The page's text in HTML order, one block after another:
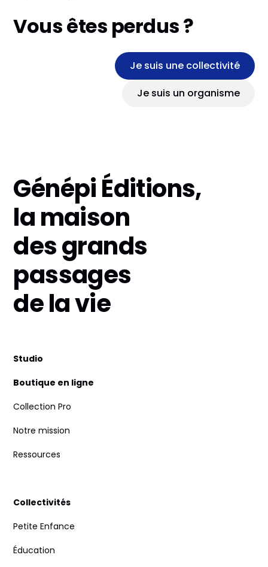
Vous êtes perdus ?
Je suis une collectivité
Je suis un organisme
Génépi Éditions,
la maison
des grands
passages
de la vie
Studio
Boutique en ligne
Collection Pro
Notre mission
Ressources
Collectivités
Petite Enfance
Éducation